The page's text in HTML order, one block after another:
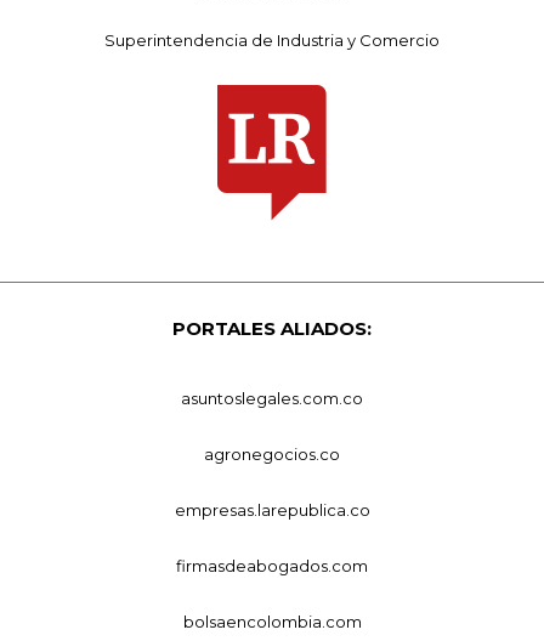
Superintendencia de Industria y Comercio
PORTALES ALIADOS:
asuntoslegales.com.co
agronegocios.co
empresas.larepublica.co
firmasdeabogados.com
bolsaencolombia.com